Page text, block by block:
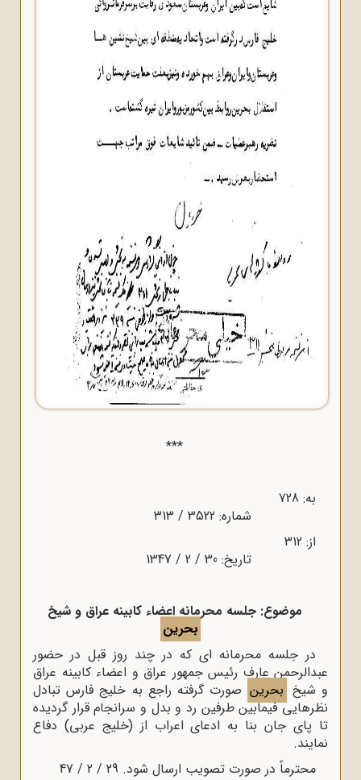
***
شماره: 3522 / 313
تاریخ: 30 / 2 / 1347
موضوع: جلسه محرمانه اعضاء کابینه عراق و شیخ
بحرین
در جلسه محرمانه ای که در چند روز قبل در حضور
عبدالرحمن عارف رئیس جمهور عراق و اعضاء کابینه عراق
و شیخ بحرین صورت گرفته راجع به خلیج فارس تبادل
نظرهایی فیمابین طرفین رد و بدل و سرانجام قرار گردیده
تا پای جان بنا به ادعای اعراب از (خلیج عربی) دفاع
نمایند.
محترماً در صورت تصویب ارسال شود. 29 / 2 / 47